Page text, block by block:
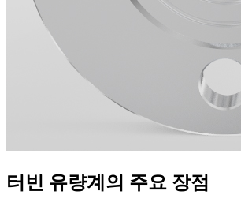
터빈 유량계의 주요 장점